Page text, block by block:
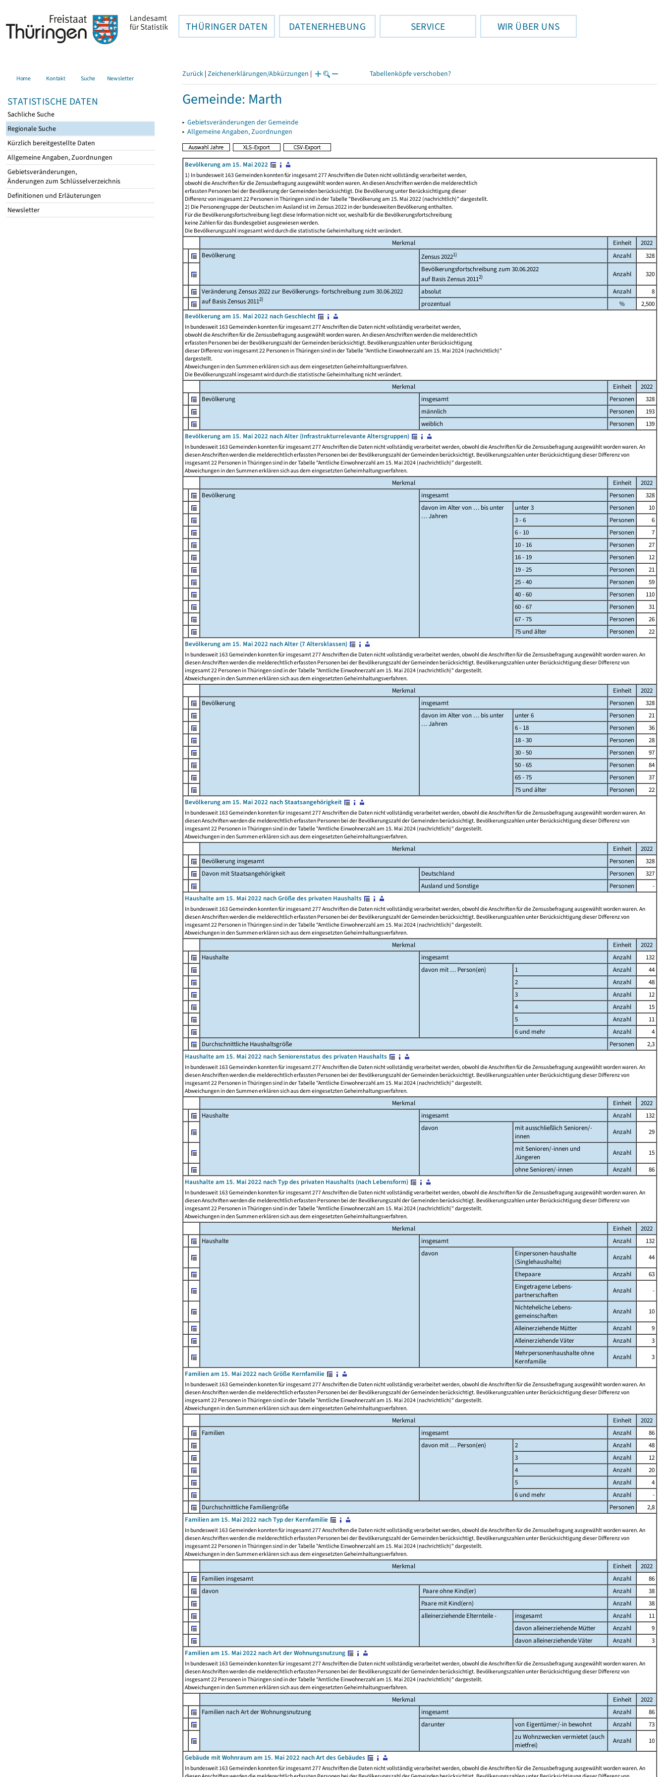
THÜRINGER DATEN DATENERHEBUNG SERVICE WIR ÜBER UNS
Home Kontakt Suche Newsletter
STATISTISCHE DATEN
Sachliche Suche
Regionale Suche
Kürzlich bereitgestellte Daten
Allgemeine Angaben, Zuordnungen
Gebietsveränderungen,
Änderungen zum Schlüsselverzeichnis
Definitionen und Erläuterungen
Newsletter
Zurück | Zeichenerklärungen/Abkürzungen | Tabellenköpfe verschoben?
Gemeinde: Marth
▸ Gebietsveränderungen der Gemeinde
▸ Allgemeine Angaben, Zuordnungen
Bevölkerung am 15. Mai 2022
1) In bundesweit 163 Gemeinden konnten für insgesamt 277 Anschriften die Daten nicht vollständig verarbeitet werden,
obwohl die Anschriften für die Zensusbefragung ausgewählt worden waren. An diesen Anschriften werden die melderechtlich
erfassten Personen bei der Bevölkerung der Gemeinden berücksichtigt. Die Bevölkerung unter Berücksichtigung dieser
Differenz von insgesamt 22 Personen in Thüringen sind in der Tabelle "Bevölkerung am 15. Mai 2022 (nachrichtlich)" dargestellt.
2) Die Personengruppe der Deutschen im Ausland ist im Zensus 2022 in der bundesweiten Bevölkerung enthalten.
Für die Bevölkerungsfortschreibung liegt diese Information nicht vor, weshalb für die Bevölkerungsfortschreibung
keine Zahlen für das Bundesgebiet ausgewiesen werden.
Die Bevölkerungszahl insgesamt wird durch die statistische Geheimhaltung nicht verändert.
Merkmal Einheit
2022
Bevölkerung
Zensus 20221) Anzahl
328
Bevölkerungsfortschreibung zum 30.06.2022
auf Basis Zensus 20112) Anzahl 320
Veränderung Zensus 2022 zur Bevölkerungs- fortschreibung zum 30.06.2022
auf Basis Zensus 20112)
absolut Anzahl
8
prozentual
%
2,500
Bevölkerung am 15. Mai 2022 nach Geschlecht
In bundesweit 163 Gemeinden konnten für insgesamt 277 Anschriften die Daten nicht vollständig verarbeitet werden,
obwohl die Anschriften für die Zensusbefragung ausgewählt worden waren. An diesen Anschriften werden die melderechtlich
erfassten Personen bei der Bevölkerungszahl der Gemeinden berücksichtigt. Bevölkerungszahlen unter Berücksichtigung
dieser Differenz von insgesamt 22 Personen in Thüringen sind in der Tabelle "Amtliche Einwohnerzahl am 15. Mai 2024 (nachrichtlich)"
dargestellt.
Abweichungen in den Summen erklären sich aus dem eingesetzten Geheimhaltungsverfahren.
Die Bevölkerungszahl insgesamt wird durch die statistische Geheimhaltung nicht verändert.
Merkmal Einheit
2022
Bevölkerung
insgesamt Personen
328
männlich
Personen
193
weiblich
Personen
139
Bevölkerung am 15. Mai 2022 nach Alter (Infrastrukturrelevante Altersgruppen)
In bundesweit 163 Gemeinden konnten für insgesamt 277 Anschriften die Daten nicht vollständig verarbeitet werden, obwohl die Anschriften für die Zensusbefragung ausgewählt worden waren. An
diesen Anschriften werden die melderechtlich erfassten Personen bei der Bevölkerungszahl der Gemeinden berücksichtigt. Bevölkerungszahlen unter Berücksichtigung dieser Differenz von
insgesamt 22 Personen in Thüringen sind in der Tabelle "Amtliche Einwohnerzahl am 15. Mai 2024 (nachrichtlich)" dargestellt.
Abweichungen in den Summen erklären sich aus dem eingesetzten Geheimhaltungsverfahren.
Merkmal Einheit
2022
Bevölkerung
insgesamt Personen
328
davon im Alter von … bis unter
… Jahren
unter 3 Personen
10
3 - 6
Personen
6
6 - 10
Personen
7
10 - 16
Personen
27
16 - 19
Personen
12
19 - 25
Personen
21
25 - 40
Personen
59
40 - 60
Personen
110
60 - 67
Personen
31
67 - 75
Personen
26
75 und älter
Personen
22
Bevölkerung am 15. Mai 2022 nach Alter (7 Altersklassen)
In bundesweit 163 Gemeinden konnten für insgesamt 277 Anschriften die Daten nicht vollständig verarbeitet werden, obwohl die Anschriften für die Zensusbefragung ausgewählt worden waren. An
diesen Anschriften werden die melderechtlich erfassten Personen bei der Bevölkerungszahl der Gemeinden berücksichtigt. Bevölkerungszahlen unter Berücksichtigung dieser Differenz von
insgesamt 22 Personen in Thüringen sind in der Tabelle "Amtliche Einwohnerzahl am 15. Mai 2024 (nachrichtlich)" dargestellt.
Abweichungen in den Summen erklären sich aus dem eingesetzten Geheimhaltungsverfahren.
Merkmal Einheit
2022
Bevölkerung
insgesamt Personen
328
davon im Alter von … bis unter
… Jahren
unter 6 Personen
21
6 - 18
Personen
36
18 - 30
Personen
28
30 - 50
Personen
97
50 - 65
Personen
84
65 - 75
Personen
37
75 und älter
Personen
22
Bevölkerung am 15. Mai 2022 nach Staatsangehörigkeit
In bundesweit 163 Gemeinden konnten für insgesamt 277 Anschriften die Daten nicht vollständig verarbeitet werden, obwohl die Anschriften für die Zensusbefragung ausgewählt worden waren. An
diesen Anschriften werden die melderechtlich erfassten Personen bei der Bevölkerungszahl der Gemeinden berücksichtigt. Bevölkerungszahlen unter Berücksichtigung dieser Differenz von
insgesamt 22 Personen in Thüringen sind in der Tabelle "Amtliche Einwohnerzahl am 15. Mai 2024 (nachrichtlich)" dargestellt.
Abweichungen in den Summen erklären sich aus dem eingesetzten Geheimhaltungsverfahren.
Merkmal Einheit
2022
Bevölkerung insgesamt
Personen
328
Davon mit Staatsangehörigkeit
Deutschland Personen
327
Ausland und Sonstige
Personen
-
Haushalte am 15. Mai 2022 nach Größe des privaten Haushalts
In bundesweit 163 Gemeinden konnten für insgesamt 277 Anschriften die Daten nicht vollständig verarbeitet werden, obwohl die Anschriften für die Zensusbefragung ausgewählt worden waren. An
diesen Anschriften werden die melderechtlich erfassten Personen bei der Bevölkerungszahl der Gemeinden berücksichtigt. Bevölkerungszahlen unter Berücksichtigung dieser Differenz von
insgesamt 22 Personen in Thüringen sind in der Tabelle "Amtliche Einwohnerzahl am 15. Mai 2024 (nachrichtlich)" dargestellt.
Abweichungen in den Summen erklären sich aus dem eingesetzten Geheimhaltungsverfahren.
Merkmal Einheit
2022
Haushalte
insgesamt Anzahl
132
davon mit … Person(en)
1 Anzahl
44
2
Anzahl
48
3
Anzahl
12
4
Anzahl
15
5
Anzahl
11
6 und mehr
Anzahl
4
Durchschnittliche Haushaltsgröße
Personen
2,3
Haushalte am 15. Mai 2022 nach Seniorenstatus des privaten Haushalts
In bundesweit 163 Gemeinden konnten für insgesamt 277 Anschriften die Daten nicht vollständig verarbeitet werden, obwohl die Anschriften für die Zensusbefragung ausgewählt worden waren. An
diesen Anschriften werden die melderechtlich erfassten Personen bei der Bevölkerungszahl der Gemeinden berücksichtigt. Bevölkerungszahlen unter Berücksichtigung dieser Differenz von
insgesamt 22 Personen in Thüringen sind in der Tabelle "Amtliche Einwohnerzahl am 15. Mai 2024 (nachrichtlich)" dargestellt.
Abweichungen in den Summen erklären sich aus dem eingesetzten Geheimhaltungsverfahren.
Merkmal Einheit
2022
Haushalte
insgesamt Anzahl
132
davon
mit ausschließlich Senioren/-
innen
Anzahl
29
mit Senioren/-innen und
Jüngeren
Anzahl
15
ohne Senioren/-innen
Anzahl
86
Haushalte am 15. Mai 2022 nach Typ des privaten Haushalts (nach Lebensform)
In bundesweit 163 Gemeinden konnten für insgesamt 277 Anschriften die Daten nicht vollständig verarbeitet werden, obwohl die Anschriften für die Zensusbefragung ausgewählt worden waren. An
diesen Anschriften werden die melderechtlich erfassten Personen bei der Bevölkerungszahl der Gemeinden berücksichtigt. Bevölkerungszahlen unter Berücksichtigung dieser Differenz von
insgesamt 22 Personen in Thüringen sind in der Tabelle "Amtliche Einwohnerzahl am 15. Mai 2024 (nachrichtlich)" dargestellt.
Abweichungen in den Summen erklären sich aus dem eingesetzten Geheimhaltungsverfahren.
Merkmal Einheit
2022
Haushalte
insgesamt Anzahl
132
davon
Einpersonen-haushalte
(Singlehaushalte)
Anzahl
44
Ehepaare
Anzahl
63
Eingetragene Lebens-
partnerschaften
Anzahl
-
Nichteheliche Lebens-
gemeinschaften
Anzahl
10
Alleinerziehende Mütter
Anzahl
9
Alleinerziehende Väter
Anzahl
3
Mehrpersonenhaushalte ohne
Kernfamilie
Anzahl
3
Familien am 15. Mai 2022 nach Größe Kernfamilie
In bundesweit 163 Gemeinden konnten für insgesamt 277 Anschriften die Daten nicht vollständig verarbeitet werden, obwohl die Anschriften für die Zensusbefragung ausgewählt worden waren. An
diesen Anschriften werden die melderechtlich erfassten Personen bei der Bevölkerungszahl der Gemeinden berücksichtigt. Bevölkerungszahlen unter Berücksichtigung dieser Differenz von
insgesamt 22 Personen in Thüringen sind in der Tabelle "Amtliche Einwohnerzahl am 15. Mai 2024 (nachrichtlich)" dargestellt.
Abweichungen in den Summen erklären sich aus dem eingesetzten Geheimhaltungsverfahren.
Merkmal Einheit
2022
Familien
insgesamt Anzahl
86
davon mit … Person(en)
2 Anzahl
48
3
Anzahl
12
4
Anzahl
20
5
Anzahl
4
6 und mehr
Anzahl
-
Durchschnittliche Familiengröße
Personen
2,8
Familien am 15. Mai 2022 nach Typ der Kernfamilie
In bundesweit 163 Gemeinden konnten für insgesamt 277 Anschriften die Daten nicht vollständig verarbeitet werden, obwohl die Anschriften für die Zensusbefragung ausgewählt worden waren. An
diesen Anschriften werden die melderechtlich erfassten Personen bei der Bevölkerungszahl der Gemeinden berücksichtigt. Bevölkerungszahlen unter Berücksichtigung dieser Differenz von
insgesamt 22 Personen in Thüringen sind in der Tabelle "Amtliche Einwohnerzahl am 15. Mai 2024 (nachrichtlich)" dargestellt.
Abweichungen in den Summen erklären sich aus dem eingesetzten Geheimhaltungsverfahren.
Merkmal Einheit
2022
Familien insgesamt
Anzahl
86
davon
Paare ohne Kind(er) Anzahl
38
Paare mit Kind(ern)
Anzahl
38
alleinerziehende Elternteile -
insgesamt Anzahl
11
davon alleinerziehende Mütter
Anzahl
9
davon alleinerziehende Väter
Anzahl
3
Familien am 15. Mai 2022 nach Art der Wohnungsnutzung
In bundesweit 163 Gemeinden konnten für insgesamt 277 Anschriften die Daten nicht vollständig verarbeitet werden, obwohl die Anschriften für die Zensusbefragung ausgewählt worden waren. An
diesen Anschriften werden die melderechtlich erfassten Personen bei der Bevölkerungszahl der Gemeinden berücksichtigt. Bevölkerungszahlen unter Berücksichtigung dieser Differenz von
insgesamt 22 Personen in Thüringen sind in der Tabelle "Amtliche Einwohnerzahl am 15. Mai 2024 (nachrichtlich)" dargestellt.
Abweichungen in den Summen erklären sich aus dem eingesetzten Geheimhaltungsverfahren.
Merkmal Einheit
2022
Familien nach Art der Wohnungsnutzung
insgesamt Anzahl
86
darunter
von Eigentümer/-in bewohnt Anzahl
73
zu Wohnzwecken vermietet (auch
mietfrei)
Anzahl
10
Gebäude mit Wohnraum am 15. Mai 2022 nach Art des Gebäudes
In bundesweit 163 Gemeinden konnten für insgesamt 277 Anschriften die Daten nicht vollständig verarbeitet werden, obwohl die Anschriften für die Zensusbefragung ausgewählt worden waren. An